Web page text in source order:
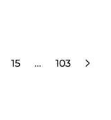
15 … 103